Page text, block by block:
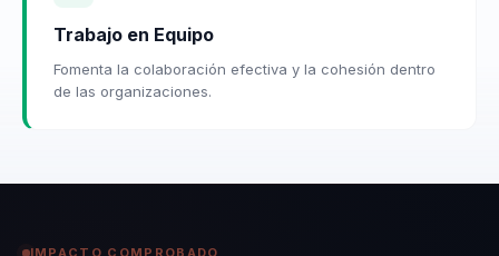
Trabajo en Equipo
Fomenta la colaboración efectiva y la cohesión dentro
de las organizaciones.
IMPACTO COMPROBADO